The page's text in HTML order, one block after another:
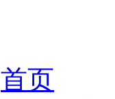
首页